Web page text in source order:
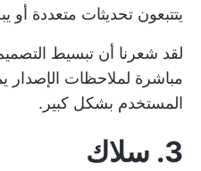
يتتبعون تحديثات متعددة
لقد شعرنا أن تبسيط
مباشرة لملاحظات الإصدار
المستخدم بشكل كبير.
3. سلاك